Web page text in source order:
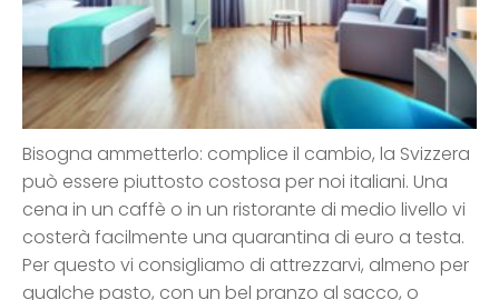
Bisogna ammetterlo: complice il cambio, la Svizzera
può essere piuttosto costosa per noi italiani. Una
cena in un caffè o in un ristorante di medio livello vi
costerà facilmente una quarantina di euro a testa.
Per questo vi consigliamo di attrezzarvi, almeno per
qualche pasto, con un bel pranzo al sacco, o